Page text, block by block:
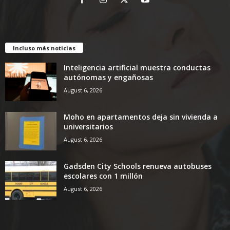
AUS 1 1
MUNDIAL• BC Place
SUI 2 0 ALG
MUNDIAL•
POR 2 1 CRO FT
MUNDIAL• SoFi Stadium
Incluso más noticias
Inteligencia artificial muestra conductas
autónomas y engañosas
August 6, 2026
Moho en apartamentos deja sin vivienda a
universitarios
August 6, 2026
Gadsden City Schools renueva autobuses
escolares con 1 millón
August 6, 2026